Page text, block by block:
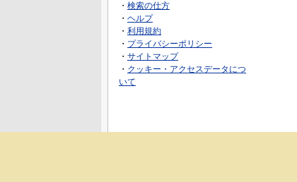
・ 検索の仕方
・ ヘルプ
・ 利用規約
・ プライバシーポリシー
・ サイトマップ
・ クッキー・アクセスデータにつ
いて